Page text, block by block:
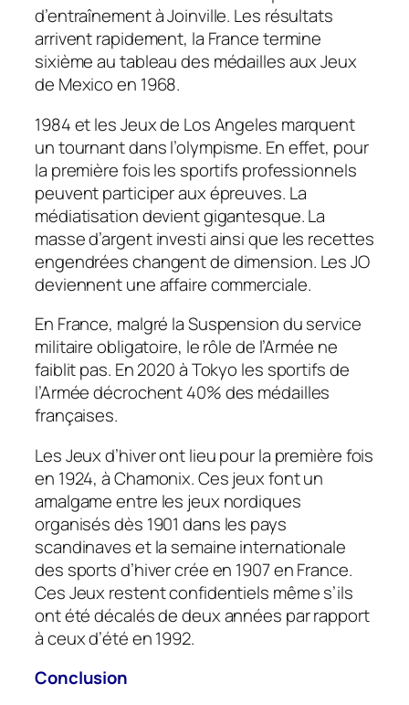
d’entraînement à Joinville. Les résultats
arrivent rapidement, la France termine
sixième au tableau des médailles aux Jeux
de Mexico en 1968.
1984 et les Jeux de Los Angeles marquent
un tournant dans l’olympisme. En effet, pour
la première fois les sportifs professionnels
peuvent participer aux épreuves. La
médiatisation devient gigantesque. La
masse d’argent investi ainsi que les recettes
engendrées changent de dimension. Les JO
deviennent une affaire commerciale.
En France, malgré la Suspension du service
militaire obligatoire, le rôle de l’Armée ne
faiblit pas. En 2020 à Tokyo les sportifs de
l’Armée décrochent 40% des médailles
françaises.
Les Jeux d’hiver ont lieu pour la première fois
en 1924, à Chamonix. Ces jeux font un
amalgame entre les jeux nordiques
organisés dès 1901 dans les pays
scandinaves et la semaine internationale
des sports d’hiver crée en 1907 en France.
Ces Jeux restent confidentiels même s’ils
ont été décalés de deux années par rapport
à ceux d’été en 1992.
Conclusion